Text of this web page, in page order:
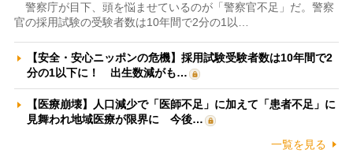
警察庁が目下、頭を悩ませているのが「警察官不足」だ。警察
官の採用試験の受験者数は10年間で2分の1以…
【安全・安心ニッポンの危機】採用試験受験者数は10年間で2
分の1以下に！ 出生数減がも…
【医療崩壊】人口減少で「医師不足」に加えて「患者不足」に
見舞われ地域医療が限界に 今後…
一覧を見る